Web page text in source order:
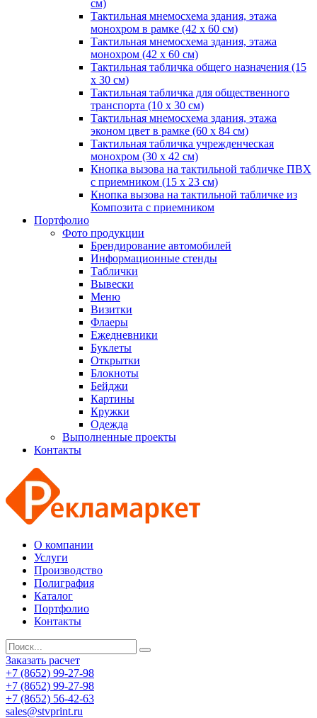
см)
Тактильная мнемосхема здания, этажа
монохром в рамке (42 х 60 см)
Тактильная мнемосхема здания, этажа
монохром (42 х 60 см)
Тактильная табличка общего назначения (15
x 30 см)
Тактильная табличка для общественного
транспорта (10 x 30 см)
Тактильная мнемосхема здания, этажа
эконом цвет в рамке (60 х 84 см)
Тактильная табличка учрежденческая
монохром (30 х 42 см)
Кнопка вызова на тактильной табличке ПВХ
с приемником (15 х 23 см)
Кнопка вызова на тактильной табличке из
Композита с приемником
Портфолио
Фото продукции
Брендирование автомобилей
Информационные стенды
Таблички
Вывески
Меню
Визитки
Флаеры
Ежедневники
Буклеты
Открытки
Блокноты
Бейджи
Картины
Кружки
Одежда
Выполненные проекты
Контакты
О компании
Услуги
Производство
Полиграфия
Каталог
Портфолио
Контакты
Заказать расчет
+7 (8652) 99-27-98
+7 (8652) 99-27-98
+7 (8652) 56-42-63
sales@stvprint.ru